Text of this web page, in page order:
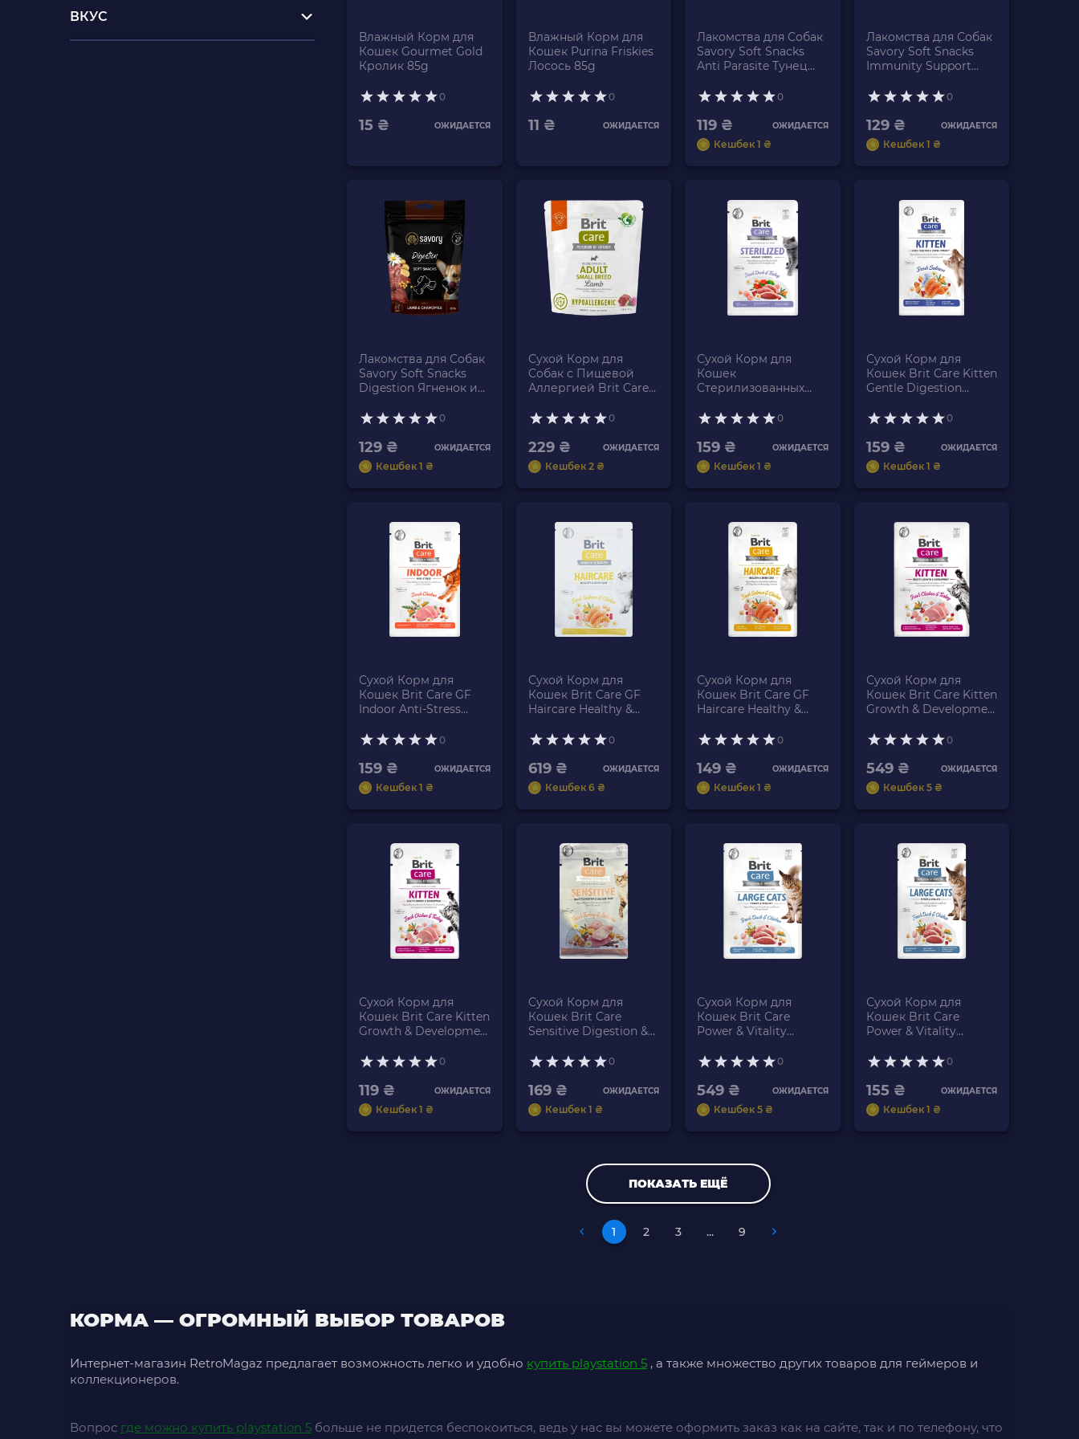
ВКУС
Влажный Корм для
Кошек Gourmet Gold
Кролик 85g
0
15 ₴ ОЖИДАЕТСЯ
Влажный Корм для
Кошек Purina Friskies
Лосось 85g
0
11 ₴ ОЖИДАЕТСЯ
Лакомства для Собак
Savory Soft Snacks
Anti Parasite Тунец
0
119 ₴ ОЖИДАЕТСЯ
Кешбек 1 ₴
Лакомства для Собак
Savory Soft Snacks
Immunity Support
200g
0
129 ₴ ОЖИДАЕТСЯ
Кешбек 1 ₴
Лакомства для Собак
Savory Soft Snacks
Digestion Ягненок и
0
129 ₴ ОЖИДАЕТСЯ
Кешбек 1 ₴
Сухой Корм для
Собак с Пищевой
Аллергией Brit Care
Ягнёнок 1kg
0
229 ₴ ОЖИДАЕТСЯ
Кешбек 2 ₴
Сухой Корм для
Кошек
Cтерилизованных
Health Утка і Індейка
0
159 ₴ ОЖИДАЕТСЯ
Кешбек 1 ₴
Сухой Корм для
Кошек Brit Care Kitten
Gentle Digestion
Лосось 400g 0
159 ₴ ОЖИДАЕТСЯ
Кешбек 1 ₴
Сухой Корм для
Кошек Brit Care GF
Indoor Anti-Stress
0
159 ₴ ОЖИДАЕТСЯ
Кешбек 1 ₴
Сухой Корм для
Кошек Brit Care GF
Haircare Healthy &
Лосось 2kg
0
619 ₴ ОЖИДАЕТСЯ
Кешбек 6 ₴
Сухой Корм для
Кошек Brit Care GF
Haircare Healthy &
Лосось 400g 0
149 ₴ ОЖИДАЕТСЯ
Кешбек 1 ₴
Сухой Корм для
Кошек Brit Care Kitten
Growth & Developmen
0
549 ₴ ОЖИДАЕТСЯ
Кешбек 5 ₴
Сухой Корм для
Кошек Brit Care Kitten
Growth & Developmen
400g
0
119 ₴ ОЖИДАЕТСЯ
Кешбек 1 ₴
Сухой Корм для
Кошек Brit Care
Sensitive Digestion &
Лосось 400g 0
169 ₴ ОЖИДАЕТСЯ
Кешбек 1 ₴
Сухой Корм для
Кошек Brit Care
Power & Vitality
0
549 ₴ ОЖИДАЕТСЯ
Кешбек 5 ₴
Сухой Корм для
Кошек Brit Care
Power & Vitality
0
155 ₴ ОЖИДАЕТСЯ
Кешбек 1 ₴
ПОКАЗАТЬ ЕЩЁ
1 2 3 ... 9
КОРМА — ОГРОМНЫЙ ВЫБОР ТОВАРОВ
Интернет-магазин RetroMagaz предлагает возможность легко и удобно купить playstation 5 , а также множество других товаров для геймеров и
коллекционеров.
Вопрос где можно купить playstation 5 больше не придется беспокоиться, ведь у нас вы можете оформить заказ как на сайте, так и по телефону, что